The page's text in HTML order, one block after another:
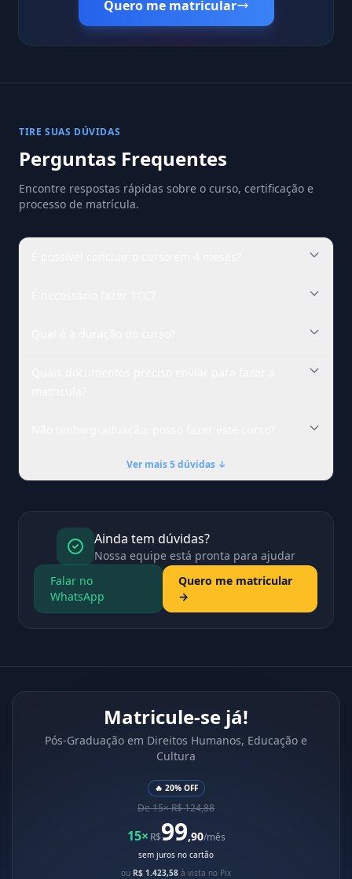
Quero me matricular
TIRE SUAS DÚVIDAS
Perguntas Frequentes
Encontre respostas rápidas sobre o curso, certificação e
processo de matrícula.
Ver mais 5 dúvidas ↓
Ainda tem dúvidas?
Nossa equipe está pronta para ajudar
Falar no
WhatsApp
Quero me matricular
→
Matricule-se já!
Pós-Graduação em Direitos Humanos, Educação e
Cultura
🔥 20% OFF
De 15× R$ 124,88
15× R$99,90/mês
sem juros no cartão
ou R$ 1.423,58 à vista no Pix